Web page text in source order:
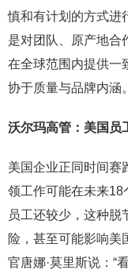
慎和有计划的方式进
是对团队、原产地合
在全球范围内提供一
协于质量与品牌内涵
沃尔玛高管：美国员
美国企业正同时间赛
领工作可能在未来18
员工还较少，这种脱
险，甚至可能影响美
官唐娜·莫里斯说：“